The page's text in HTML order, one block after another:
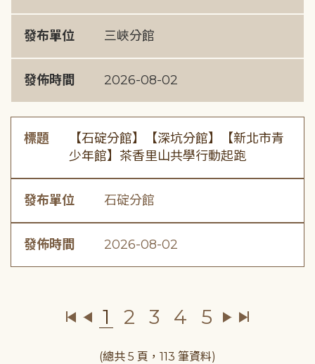
發布單位 三峽分館
發佈時間 2026-08-02
標題
【石碇分館】【深坑分館】【新北市青
少年館】茶香里山共學行動起跑
發布單位 石碇分館
發佈時間 2026-08-02
1 2 3 4 5
(總共 5 頁，113 筆資料)